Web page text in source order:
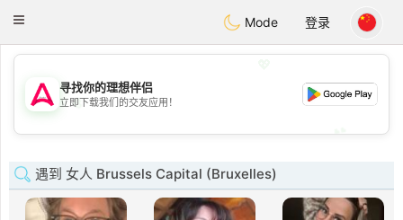
Tantôt
Toggle
Mode 登录
💖
💕
寻找你的理想伴侣
立即下载我们的交友应用！
遇到 女人 Brussels Capital (Bruxelles)